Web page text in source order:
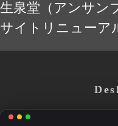
生泉堂（アンサ
サイトリニューア